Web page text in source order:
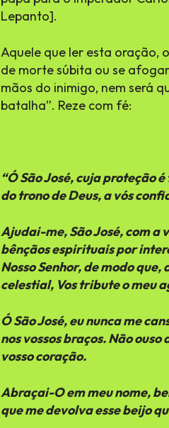
Lepanto].
Aquele que ler esta oração,
de morte súbita ou se
mãos do inimigo, nem será
batalha”. Reze com fé:
“Ó São José, cuja proteção
do trono de Deus, a vós
Ajudai-me, São José, com a
bênçãos espirituais por
Nosso Senhor, de modo
celestial, Vos tribute o meu
Ó São José, eu nunca me
nos vossos braços. Não
vosso coração.
Abraçai-O em meu nome,
que me devolva esse beijo